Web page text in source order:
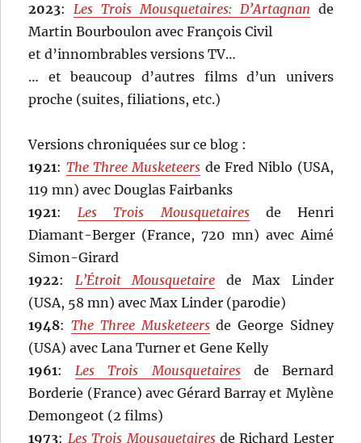
2023:Les Trois Mousquetaires: D’Artagnan de
Martin Bourboulon avec François Civil
et d’innombrables versions TV…
… et beaucoup d’autres films d’un univers
proche (suites, filiations, etc.)
Versions chroniquées sur ce blog :
1921: The Three Musketeers de Fred Niblo (USA,
119 mn) avec Douglas Fairbanks
1921:Les Trois Mousquetairesde Henri
Diamant-Berger (France, 720 mn) avec Aimé
Simon-Girard
1922: L’Étroit Mousquetaire de Max Linder
(USA, 58 mn) avec Max Linder (parodie)
1948:The Three Musketeersde George Sidney
(USA) avec Lana Turner et Gene Kelly
1961:Les Trois Mousquetairesde Bernard
Borderie (France) avec Gérard Barray et Mylène
Demongeot (2 films)
1973: Les Trois Mousquetairesde Richard Lester